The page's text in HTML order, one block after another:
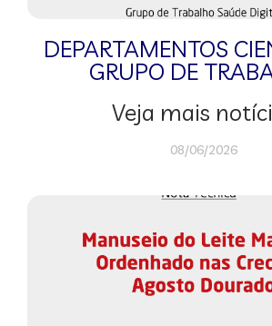
DEPARTAMENTOS
GRUPO DE
Veja mais
08/06/2026